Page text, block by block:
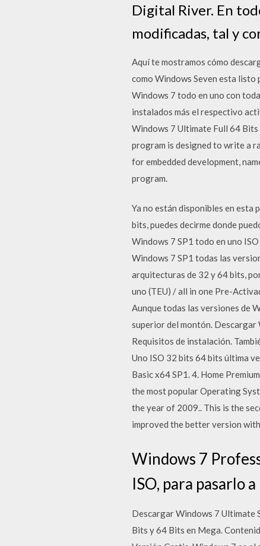
Digital River. En
modificadas, tal y
Aquí te mostramos cómo
como Windows Seven esta listo
Windows 7 todo en uno con
instalados más el respectivo
Windows 7 Ultimate Full 64 Bits
program is designed to write a
for embedded development,
program.
Ya no están disponibles en esta
bits, puedes decirme donde
Windows 7 SP1 todo en uno
Windows 7 SP1 todas las
arquitecturas de 32 y 64 bits,
uno (TEU) / all in one Pre-
Aunque todas las versiones de
superior del montón. Descargar
Requisitos de instalación.
Uno ISO 32 bits 64 bits última
Basic x64 SP1. 4. Home
the most popular Operating
the year of 2009.. This is the
improved the better version
Windows 7
ISO, para pasarlo
Descargar Windows 7 Ultimate
Bits y 64 Bits en Mega.